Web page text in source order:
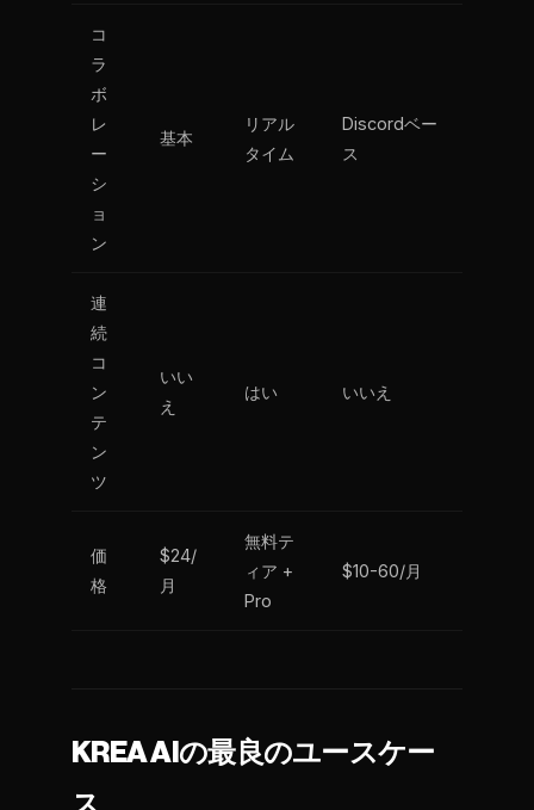
コ
ラ
ボ
レ
ー
シ
ョ
ン
基本
リアル
タイム
Discordベー
ス
連
続
コ
ン
テ
ン
ツ
いい
え
はい いいえ
価
格
$24/
月
無料テ
ィア +
Pro
$10-60/月
KREA AIの最良のユースケー
ス